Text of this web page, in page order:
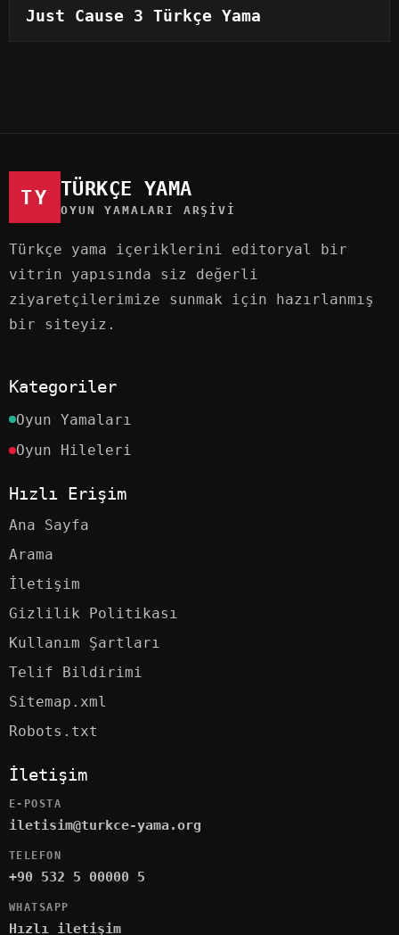
Just Cause 3 Türkçe Yama
TY TÜRKÇE YAMA
OYUN YAMALARI ARŞIVI
Türkçe yama içeriklerini editoryal bir
vitrin yapısında siz değerli
ziyaretçilerimize sunmak için hazırlanmış
bir siteyiz.
Kategoriler
Oyun Yamaları
Oyun Hileleri
Hızlı Erişim
Ana Sayfa
Arama
İletişim
Gizlilik Politikası
Kullanım Şartları
Telif Bildirimi
Sitemap.xml
Robots.txt
İletişim
E-POSTA
iletisim@turkce-yama.org
TELEFON
+90 532 5 00000 5
WHATSAPP
Hızlı iletişim